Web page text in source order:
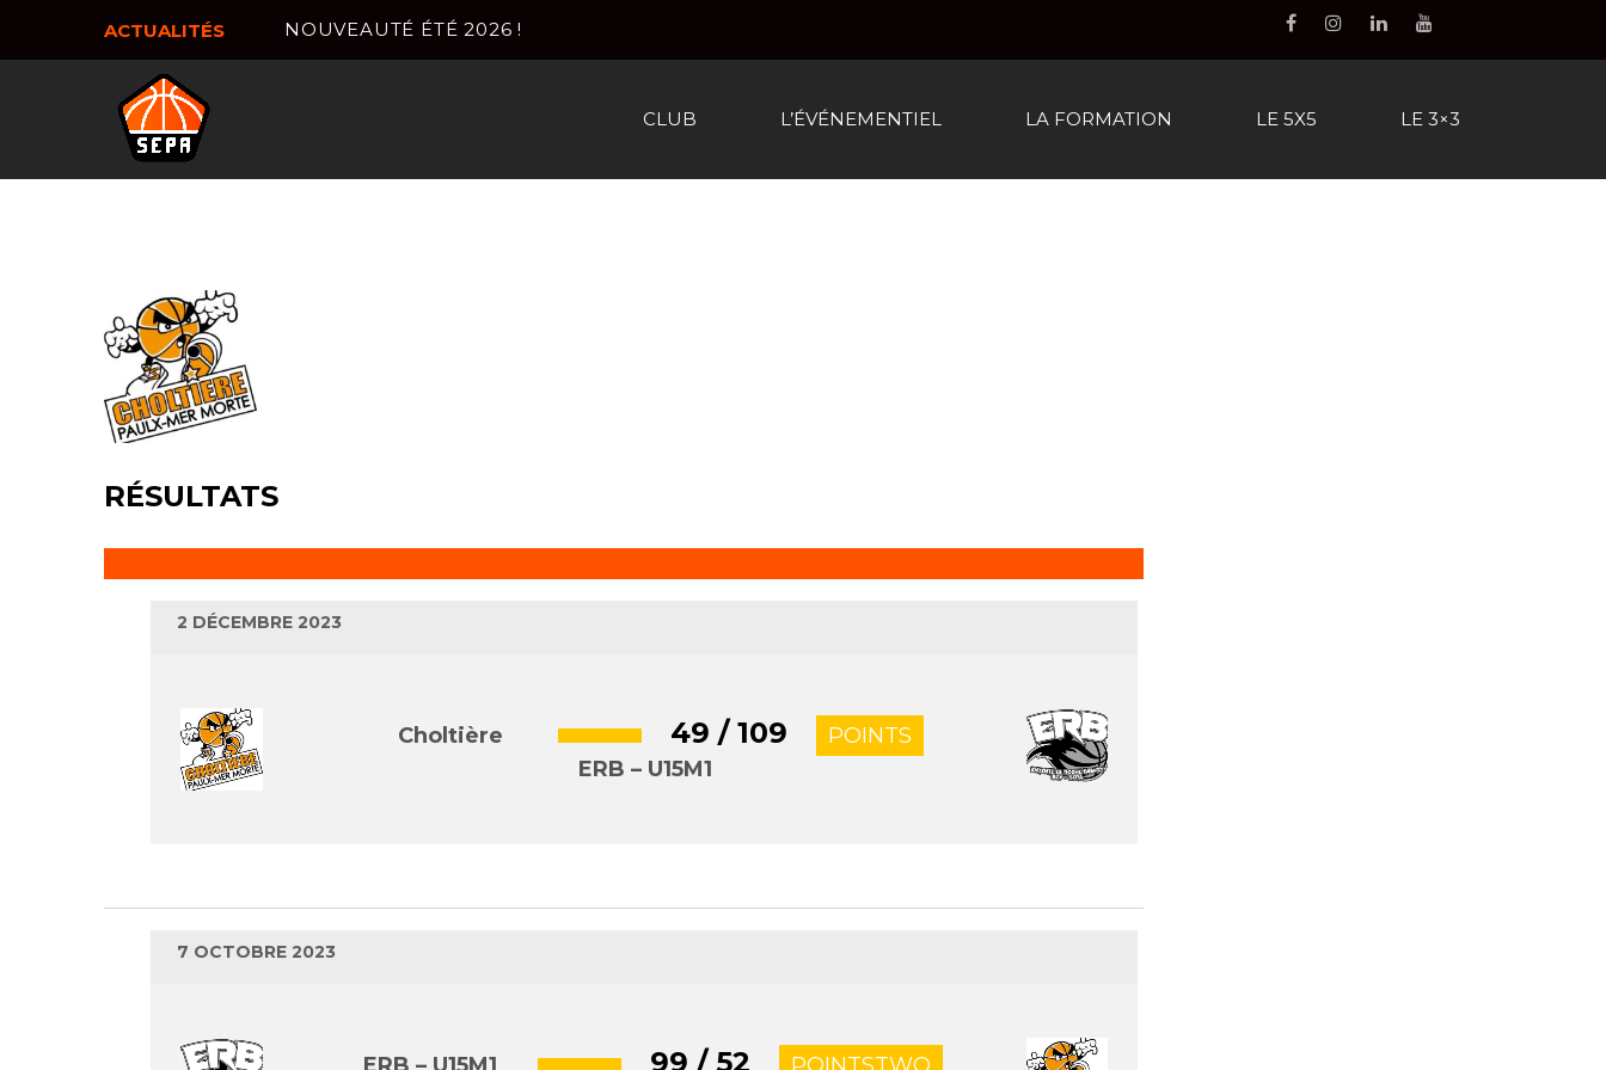
ACTUALITÉS NOUVEAUTÉ ÉTÉ 2026 !
CLUB L’ÉVÉNEMENTIEL LA FORMATION LE 5X5 LE 3×3
RÉSULTATS
2 DÉCEMBRE 2023
Choltière 49 / 109
POINTS
ERB – U15M1
7 OCTOBRE 2023
99 / 52